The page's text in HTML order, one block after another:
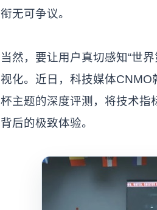
衔无可争议。
当然，要让用户真切感知“世
视化。近日，科技媒体
杯主题的深度评测，将技术指
背后的极致体验。